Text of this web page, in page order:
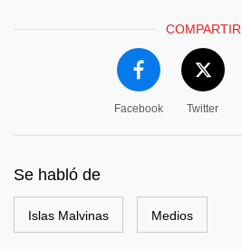
COMPARTIR
Facebook Twitter
Se habló de
Islas Malvinas Medios